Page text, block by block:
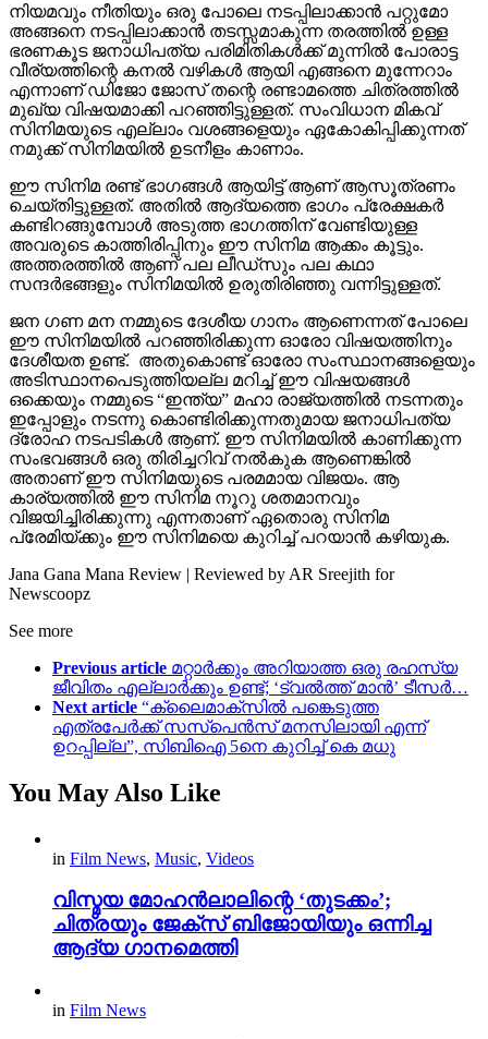
നിയമവും നീതിയും ഒരു പോലെ നടപ്പിലാക്കാൻ പറ്റുമോ
അങ്ങനെ നടപ്പിലാക്കാൻ തടസ്സമാകുന്ന തരത്തിൽ ഉള്ള
ഭരണകൂട ജനാധിപത്യ പരിമിതികൾക്ക് മുന്നിൽ പോരാട്ട
വീര്യത്തിന്റെ കനൽ വഴികൾ ആയി എങ്ങനെ മുന്നേറാം
എന്നാണ് ഡിജോ ജോസ് തന്റെ രണ്ടാമത്തെ ചിത്രത്തിൽ
മുഖ്യ വിഷയമാക്കി പറഞ്ഞിട്ടുള്ളത്. സംവിധാന മികവ്
സിനിമയുടെ എല്ലാം വശങ്ങളെയും ഏകോകിപ്പിക്കുന്നത്
നമുക്ക് സിനിമയിൽ ഉടനീളം കാണാം.
ഈ സിനിമ രണ്ട് ഭാഗങ്ങള്‍ ആയിട്ട് ആണ് ആസൂത്രണം
ചെയ്തിട്ടുള്ളത്. അതിൽ ആദ്യത്തെ ഭാഗം പ്രേക്ഷകര്‍
കണ്ടിറങ്ങുമ്പോള്‍ അടുത്ത ഭാഗത്തിന് വേണ്ടിയുള്ള
അവരുടെ കാത്തിരിപ്പിനും ഈ സിനിമ ആക്കം കൂട്ടും.
അത്തരത്തില്‍ ആണ് പല ലീഡ്സും പല കഥാ
സന്ദർഭങ്ങളും സിനിമയിൽ ഉരുതിരിഞ്ഞു വന്നിട്ടുള്ളത്.
ജന ഗണ മന നമ്മുടെ ദേശീയ ഗാനം ആണെന്നത് പോലെ
ഈ സിനിമയിൽ പറഞ്ഞിരിക്കുന്ന ഓരോ വിഷയത്തിനും
ദേശീയത ഉണ്ട്. അതുകൊണ്ട് ഓരോ സംസ്ഥാനങ്ങളെയും
അടിസ്ഥാനപെടുത്തിയല്ല മറിച്ച് ഈ വിഷയങ്ങൾ
ഒക്കെയും നമ്മുടെ “ഇന്ത്യ” മഹാ രാജ്യത്തിൽ നടന്നതും
ഇപ്പോളും നടന്നു കൊണ്ടിരിക്കുന്നതുമായ ജനാധിപത്യ
ദ്രോഹ നടപടികൾ ആണ്. ഈ സിനിമയിൽ കാണിക്കുന്ന
സംഭവങ്ങൾ ഒരു തിരിച്ചറിവ് നൽകുക ആണെങ്കിൽ
അതാണ്‌ ഈ സിനിമയുടെ പരമമായ വിജയം. ആ
കാര്യത്തിൽ ഈ സിനിമ നൂറു ശതമാനവും
വിജയിച്ചിരിക്കുന്നു എന്നതാണ് ഏതൊരു സിനിമ
പ്രേമിയ്ക്കും ഈ സിനിമയെ കുറിച്ച് പറയാന്‍ കഴിയുക.
Jana Gana Mana Review | Reviewed by AR Sreejith for
Newscoopz
See more
Previous article മറ്റാർക്കും അറിയാത്ത ഒരു രഹസ്യ
ജീവിതം എല്ലാർക്കും ഉണ്ട്; ‘ട്വൽത്ത് മാൻ’ ടീസർ…
Next article “ക്ലൈമാക്സിൽ പങ്കെടുത്ത
എത്രപേർക്ക് സസ്പെൻസ് മനസിലായി എന്ന്
ഉറപ്പില്ല”, സിബിഐ 5നെ കുറിച്ച് കെ മധു
You May Also Like
in Film News, Music, Videos
വിസ്മയ മോഹൻലാലിന്റെ ‘തുടക്കം’;
ചിത്രയും ജേക്സ് ബിജോയിയും ഒന്നിച്ച
ആദ്യ ഗാനമെത്തി
in Film News